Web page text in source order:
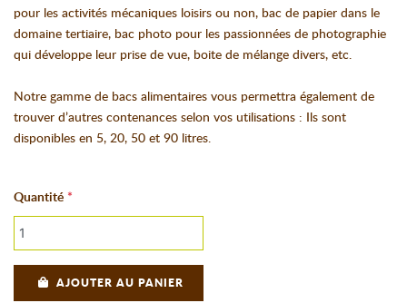
pour les activités mécaniques loisirs ou non, bac de papier dans le
domaine tertiaire, bac photo pour les passionnées de photographie
qui développe leur prise de vue, boite de mélange divers, etc.
Notre gamme de bacs alimentaires vous permettra également de
trouver d’autres contenances selon vos utilisations : Ils sont
disponibles en 5, 20, 50 et 90 litres.
Quantité
AJOUTER AU PANIER